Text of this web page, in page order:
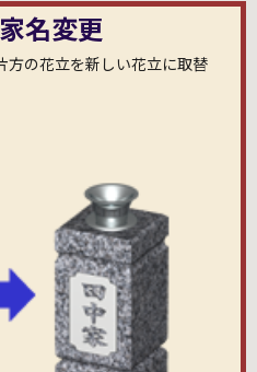
名変更
方の花立を新しい花立に取替